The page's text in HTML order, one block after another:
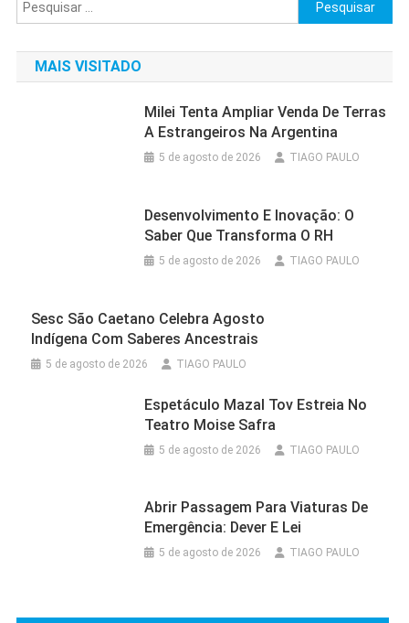
por:
MAIS VISITADO
Milei Tenta Ampliar Venda De Terras
A Estrangeiros Na Argentina
5 de agosto de 2026 TIAGO PAULO
Desenvolvimento E Inovação: O
Saber Que Transforma O RH
5 de agosto de 2026 TIAGO PAULO
Sesc São Caetano Celebra Agosto
Indígena Com Saberes Ancestrais
5 de agosto de 2026 TIAGO PAULO
Espetáculo Mazal Tov Estreia No
Teatro Moise Safra
5 de agosto de 2026 TIAGO PAULO
Abrir Passagem Para Viaturas De
Emergência: Dever E Lei
5 de agosto de 2026 TIAGO PAULO